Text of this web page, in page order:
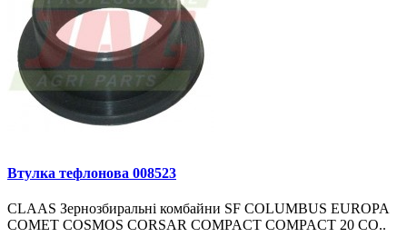
Втулка тефлонова 008523
CLAAS Зернозбиральні комбайни SF COLUMBUS EUROPA
COMET COSMOS CORSAR COMPACT COMPACT 20 CO..